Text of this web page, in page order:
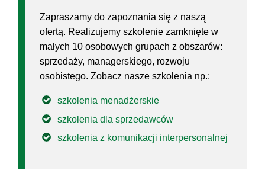
Zapraszamy do zapoznania się z naszą
ofertą. Realizujemy szkolenie zamknięte w
małych 10 osobowych grupach z obszarów:
sprzedaży, managerskiego, rozwoju
osobistego. Zobacz nasze szkolenia np.:
szkolenia menadżerskie
szkolenia dla sprzedawców
szkolenia z komunikacji interpersonalnej